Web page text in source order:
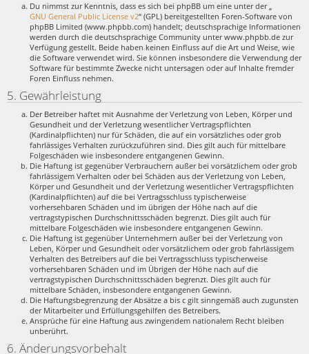
Du nimmst zur Kenntnis, dass es sich bei phpBB um eine unter der „
GNU General Public License v2“ (GPL) bereitgestellten Foren-Software von
phpBB Limited (www.phpbb.com) handelt; deutschsprachige Informationen
werden durch die deutschsprachige Community unter www.phpbb.de zur
Verfügung gestellt. Beide haben keinen Einfluss auf die Art und Weise, wie
die Software verwendet wird. Sie können insbesondere die Verwendung der
Software für bestimmte Zwecke nicht untersagen oder auf Inhalte fremder
Foren Einfluss nehmen.
5. Gewährleistung
Der Betreiber haftet mit Ausnahme der Verletzung von Leben, Körper und
Gesundheit und der Verletzung wesentlicher Vertragspflichten
(Kardinalpflichten) nur für Schäden, die auf ein vorsätzliches oder grob
fahrlässiges Verhalten zurückzuführen sind. Dies gilt auch für mittelbare
Folgeschäden wie insbesondere entgangenen Gewinn.
Die Haftung ist gegenüber Verbrauchern außer bei vorsätzlichem oder grob
fahrlässigem Verhalten oder bei Schäden aus der Verletzung von Leben,
Körper und Gesundheit und der Verletzung wesentlicher Vertragspflichten
(Kardinalpflichten) auf die bei Vertragsschluss typischerweise
vorhersehbaren Schäden und im übrigen der Höhe nach auf die
vertragstypischen Durchschnittsschäden begrenzt. Dies gilt auch für
mittelbare Folgeschäden wie insbesondere entgangenen Gewinn.
Die Haftung ist gegenüber Unternehmern außer bei der Verletzung von
Leben, Körper und Gesundheit oder vorsätzlichem oder grob fahrlässigem
Verhalten des Betreibers auf die bei Vertragsschluss typischerweise
vorhersehbaren Schäden und im Übrigen der Höhe nach auf die
vertragstypischen Durchschnittsschäden begrenzt. Dies gilt auch für
mittelbare Schäden, insbesondere entgangenen Gewinn.
Die Haftungsbegrenzung der Absätze a bis c gilt sinngemäß auch zugunsten
der Mitarbeiter und Erfüllungsgehilfen des Betreibers.
Ansprüche für eine Haftung aus zwingendem nationalem Recht bleiben
unberührt.
6. Änderungsvorbehalt